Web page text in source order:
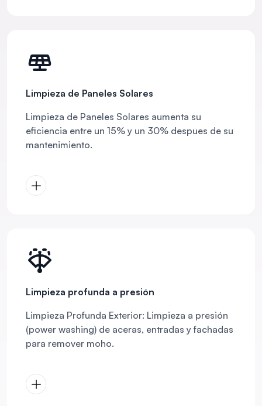
Limpieza de Paneles Solares
Limpieza de Paneles Solares aumenta su
eficiencia entre un 15% y un 30% despues de su
mantenimiento.
Limpieza profunda a presión
Limpieza Profunda Exterior: Limpieza a presión
(power washing) de aceras, entradas y fachadas
para remover moho.